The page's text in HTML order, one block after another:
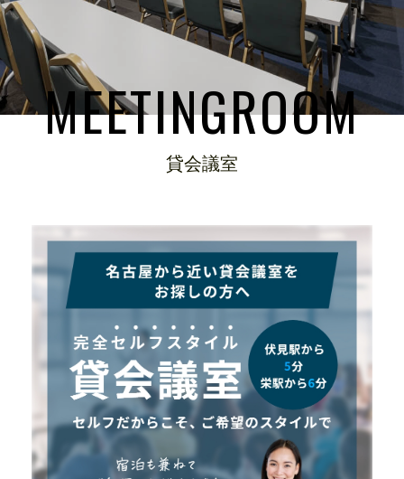
宿泊予約
客室
貸会議室 観光案内
ホテル周辺グルメ アクセス
よくある質問
ENGLISH
貸会議室